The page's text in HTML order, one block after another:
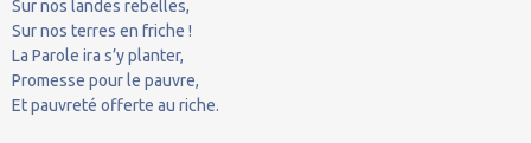
Sur nos landes rebelles,
Sur nos terres en friche !
La Parole ira s’y planter,
Promesse pour le pauvre,
Et pauvreté offerte au riche.